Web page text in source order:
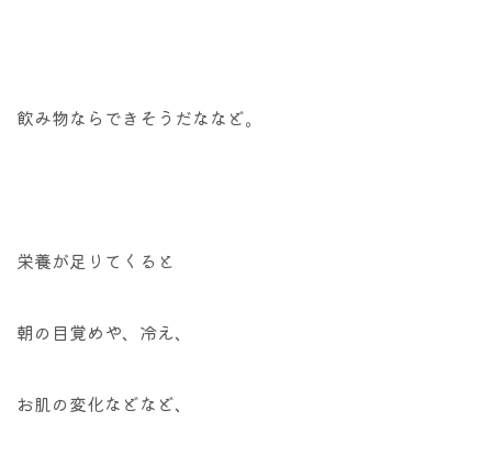
飲み物ならできそうだななど。
栄養が足りてくると
朝の目覚めや、冷え、
お肌の変化などなど、